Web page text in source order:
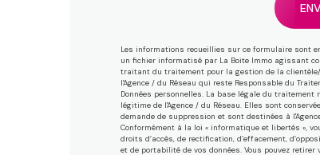
Les informations recueillies sur ce formulaire sont
un fichier informatisé par La Boite Immo agissant
traitant du traitement pour la gestion de la
l'Agence / du Réseau qui reste Responsable du
Données personnelles. La base légale du traitement
légitime de l'Agence / du Réseau. Elles sont
demande de suppression et sont destinées à
Conformément à la loi « informatique et libertés »,
droits d’accès, de rectification, d’effacement,
et de portabilité de vos données. Vous pouvez retirer